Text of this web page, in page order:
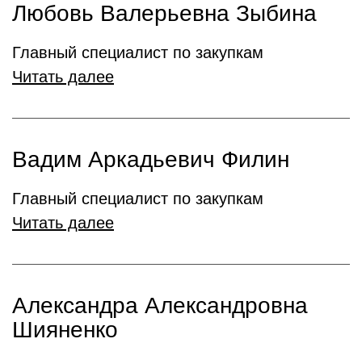
Любовь Валерьевна Зыбина
Главный специалист по закупкам
Читать далее
Вадим Аркадьевич Филин
Главный специалист по закупкам
Читать далее
Александра Александровна
Шияненко